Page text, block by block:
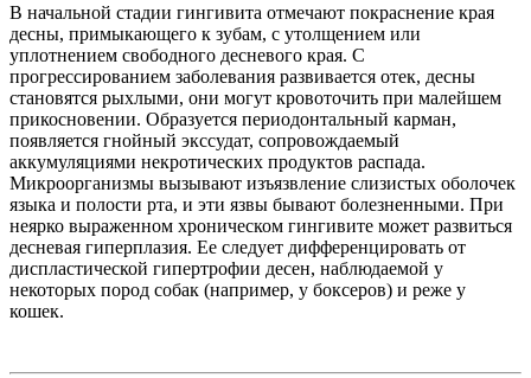
В начальной стадии гингивита отмечают покраснение края
десны, примыкающего к зубам, с утолщением или
уплотнением свободного десневого края. С
прогрессированием заболевания развивается отек, десны
становятся рыхлыми, они могут кровоточить при малейшем
прикосновении. Образуется периодонтальный карман,
появляется гнойный экссудат, сопровождаемый
аккумуляциями некротических продуктов распада.
Микроорганизмы вызывают изъязвление слизистых оболочек
языка и полости рта, и эти язвы бывают болезненными. При
неярко выраженном хроническом гингивите может развиться
десневая гиперплазия. Ее следует дифференцировать от
диспластической гипертрофии десен, наблюдаемой у
некоторых пород собак (например, у боксеров) и реже у
кошек.